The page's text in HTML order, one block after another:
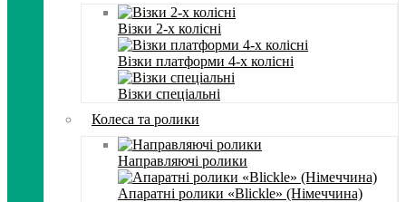
Візки 2-х колісні
Візки платформи 4-х колісні
Візки спеціальні
Колеса та ролики
Направляючі ролики
Апаратні ролики «Blickle» (Німеччина)